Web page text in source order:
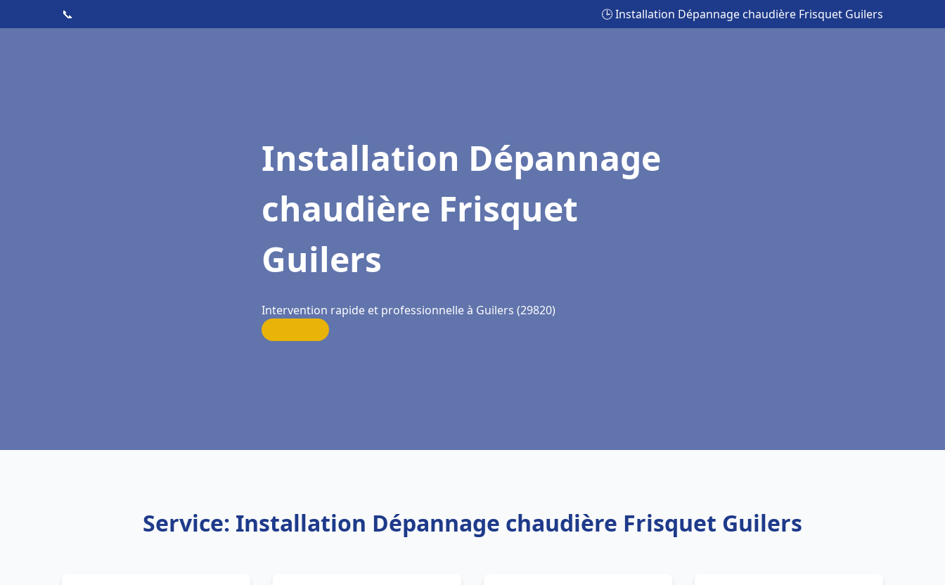
📞 🕒 Installation Dépannage chaudière Frisquet Guilers
Installation Dépannage
chaudière Frisquet
Guilers
Intervention rapide et professionnelle à Guilers (29820)
Service: Installation Dépannage chaudière Frisquet Guilers